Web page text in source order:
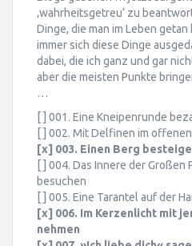
‚wahrheitsgetreu‘ zu
Dinge, die man im Leben
immer sich diese Dinge
dabei, die ich ganz und gar
aber die meisten Punkte
…
[ ] 001. Eine Kneipenrunde
[ ] 002. Mit Delfinen im
[x] 003. Einen Berg
[ ] 004. Das Innere der Großen
besuchen
[ ] 005. Eine Tarantel auf der
[x] 006. Im Kerzenlicht mit
nehmen